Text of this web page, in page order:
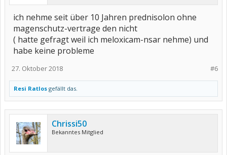
ich nehme seit über 10 Jahren prednisolon ohne
magenschutz-vertrage den nicht
( hatte gefragt weil ich meloxicam-nsar nehme) und
habe keine probleme
#6
27. Oktober 2018
Resi Ratlos gefällt das.
Chrissi50
Bekanntes Mitglied